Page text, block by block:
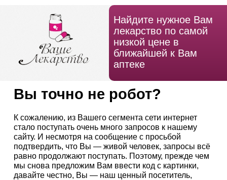
Найдите нужное Вам
лекарство по самой
низкой цене в
ближайшей к Вам
аптеке
Вы точно не робот?
К сожалению, из Вашего сегмента сети интернет
стало поступать очень много запросов к нашему
сайту. И несмотря на сообщение с просьбой
подтвердить, что Вы — живой человек, запросы всё
равно продолжают поступать. Поэтому, прежде чем
мы снова предложим Вам ввести код с картинки,
давайте честно, Вы — наш ценный посетитель,